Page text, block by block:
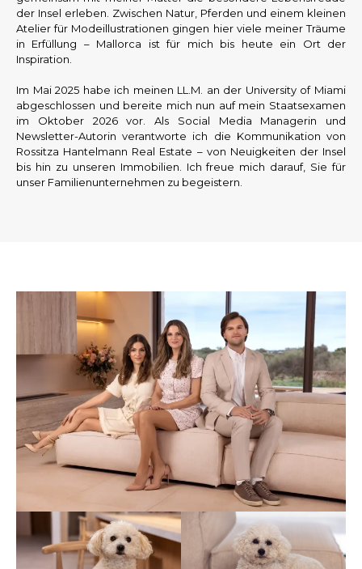
der Insel erleben. Zwischen Natur, Pferden und einem kleinen
Atelier für Modeillustrationen gingen hier viele meiner Träume
in Erfüllung – Mallorca ist für mich bis heute ein Ort der
Inspiration.
Im Mai 2025 habe ich meinen LL.M. an der University of Miami
abgeschlossen und bereite mich nun auf mein Staatsexamen
im Oktober 2026 vor. Als Social Media Managerin und
Newsletter-Autorin verantworte ich die Kommunikation von
Rossitza Hantelmann Real Estate – von Neuigkeiten der Insel
bis hin zu unseren Immobilien. Ich freue mich darauf, Sie für
unser Familienunternehmen zu begeistern.